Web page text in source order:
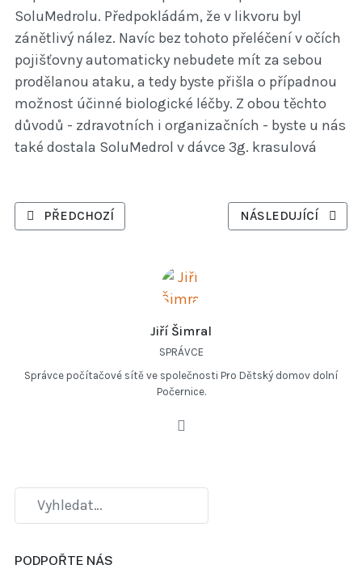
Jiří Šimral
SPRÁVCE
Správce počítačové sítě ve společnosti Pro Dětský domov dolní
Počernice.
SoluMedrolu. Předpokládám, že v likvoru byl
zánětlivý nález. Navíc bez tohoto přeléčení v očích
pojišťovny automaticky nebudete mít za sebou
prodělanou ataku, a tedy byste přišla o případnou
možnost účinné biologické léčby. Z obou těchto
důvodů - zdravotních i organizačních - byste u nás
také dostala SoluMedrol v dávce 3g. krasulová
PŘEDCHOZÍ ČLÁNEK: NA VAŠE DOTAZY ODPOVÍDÁ
PŘEDCHOZÍ DALŠÍ ČLÁNEK: NA
NÁSLEDUJÍCÍ
PODPOŘTE NÁS